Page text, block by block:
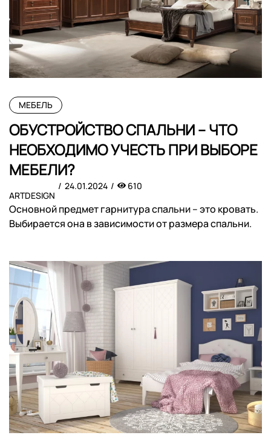
МЕБЕЛЬ
ОБУСТРОЙСТВО СПАЛЬНИ – ЧТО
НЕОБХОДИМО УЧЕСТЬ ПРИ ВЫБОРЕ
МЕБЕЛИ?
ARTDESIGN
24.01.2024 610
Основной предмет гарнитура спальни – это кровать.
Выбирается она в зависимости от размера спальни.